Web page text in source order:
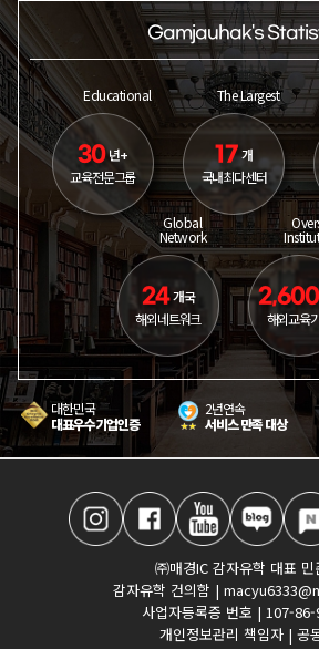
Gamjauhak's
Educational
30년+
교육전문그룹
The Largest
17개
국내최다센터
Global
Network
24개국
해외네트워크
2,600
해외교육
대한민국
대표우수기업인증
2년연속
서비스 만족 대상
㈜매경IC 감자유학 대표 민
감자유학 건의함 |
사업자등록증 번호 | 107-
개인정보관리 책임자 | 공